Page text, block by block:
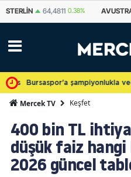
64,4811 0.38%
Bursaspor'a şampiyonlukla
Mercek TV Keşfet
400 bin TL
düşük faiz
2026 güncel